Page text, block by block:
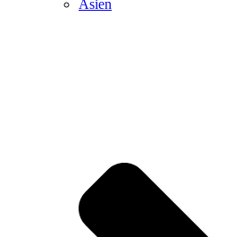
Asien